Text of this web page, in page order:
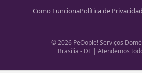
Como FuncionaPolítica de
© 2026 PeOople! Serviços
Brasília - DF | Atendemos